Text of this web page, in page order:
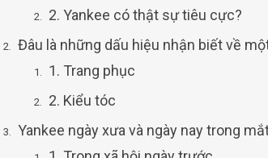
2. Yankee có thật sự tiêu cực?
Đâu là những dấu hiệu nhận biết về
1. Trang phục
2. Kiểu tóc
Yankee ngày xưa và ngày nay trong